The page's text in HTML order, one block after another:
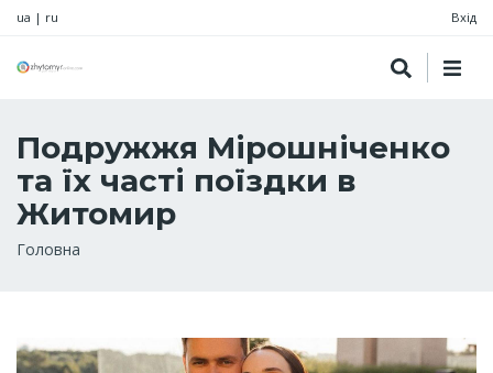
ua | ru Вхід
Подружжя Мірошніченко
та їх часті поїздки в
Житомир
Рядок
Головна